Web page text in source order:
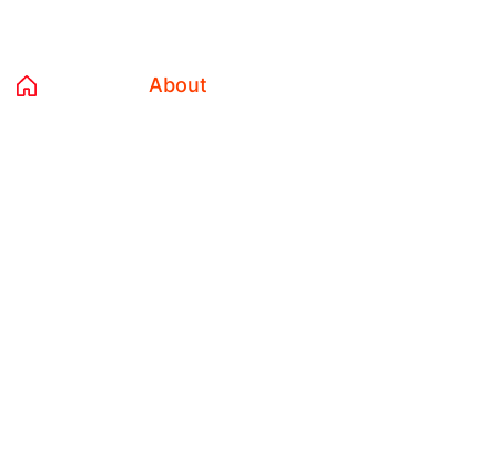
About